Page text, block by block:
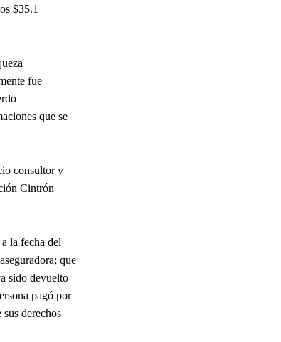
$35.1
fue
que se
consultor y
Cintrón
la fecha del
que
sido devuelto
pagó por
derechos